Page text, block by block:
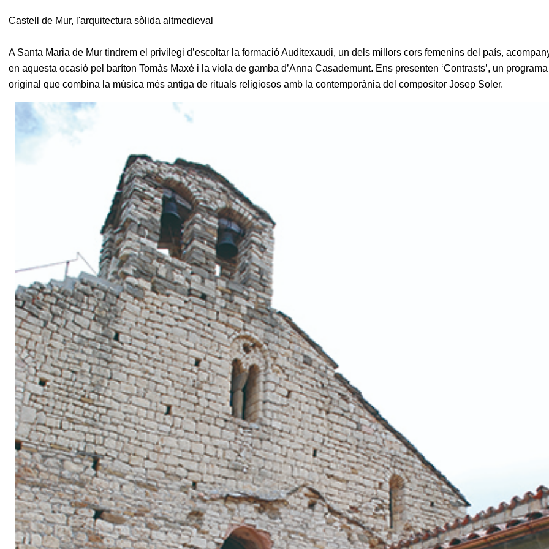
Castell de Mur, l'arquitectura sòlida altmedieval
A Santa Maria de Mur tindrem el privilegi d’escoltar la formació Auditexaudi, un dels millors cors femenins del país,
en aquesta ocasió pel baríton Tomàs Maxé i la viola de gamba d’Anna Casademunt. Ens presenten ‘Contrasts’, un programa
original que combina la música més antiga de rituals religiosos amb la contemporània del compositor Josep Soler.